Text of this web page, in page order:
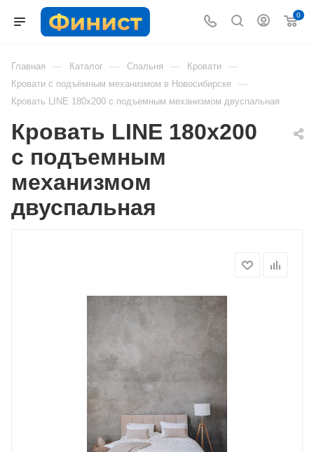
0
Главная — Каталог — Спальня — Кровати —
Кровати с подъёмным механизмом в Новосибирске —
Кровать LINE 180х200 с подъемным механизмом двуспальная
Кровать LINE 180х200
с подъемным
механизмом
двуспальная